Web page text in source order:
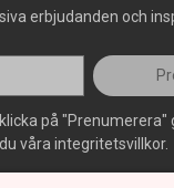
erbjudanden och
på "Prenumerera"
du våra integritetsvillkor.